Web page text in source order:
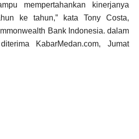
mempertahankan kinerjanya
ke tahun,” kata Tony Costa,
Bank Indonesia. dalam
KabarMedan.com, Jumat